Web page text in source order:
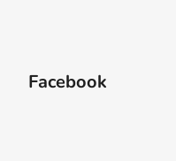
Facebook